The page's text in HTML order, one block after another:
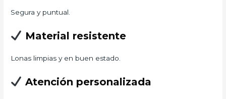
Segura y puntual.
Material resistente
Lonas limpias y en buen estado.
Atención personalizada